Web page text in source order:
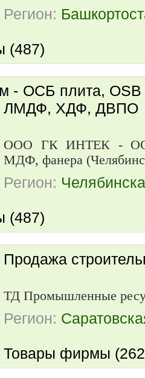
Регион:
(487)
- ОСБ плита,
ЛМДФ, ХДФ, ДВПО
ООО ГК ИНТЕК -
МДФ, фанера
Регион:
(487)
Продажа
ТД Промышленные
Регион:
Товары фирмы